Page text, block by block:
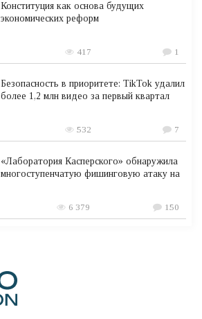
Конституция как основа будущих
экономических реформ
417 1
Безопасность в приоритете: TikTok удалил
более 1,2 млн видео за первый квартал
532 7
«Лаборатория Касперского» обнаружила
многоступенчатую фишинговую атаку на
6 379 150